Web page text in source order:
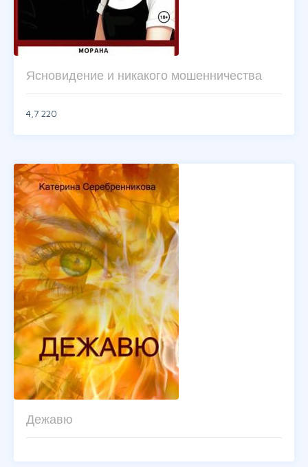
Ясновидение и никакого мошенничества
4,7 220
Дежавю